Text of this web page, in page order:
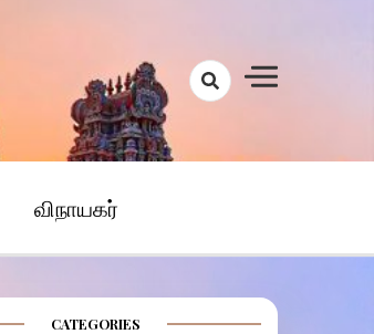
விநாயகர்
CATEGORIES